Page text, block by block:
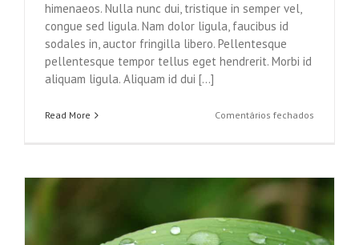
himenaeos. Nulla nunc dui, tristique in semper vel,
congue sed ligula. Nam dolor ligula, faucibus id
sodales in, auctor fringilla libero. Pellentesque
pellentesque tempor tellus eget hendrerit. Morbi id
aliquam ligula. Aliquam id dui [...]
Read More Comentários fechados